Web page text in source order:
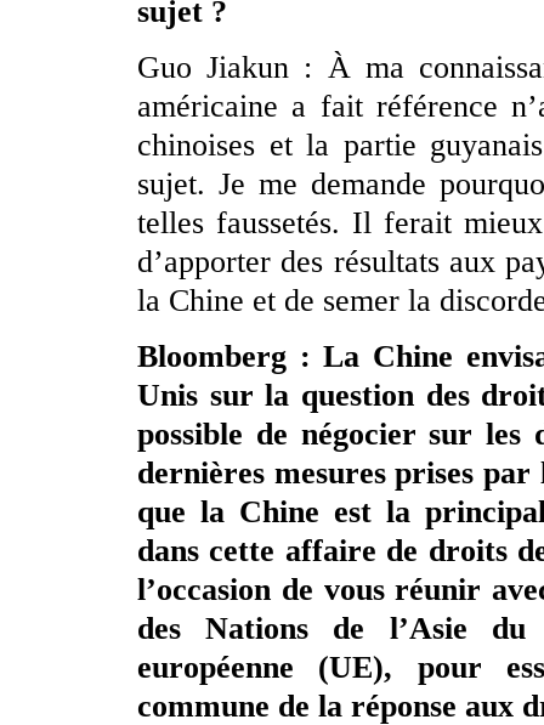
sujet ?
Guo Jiakun : À ma
américaine a fait référence
chinoises et la partie
sujet. Je me demande
telles faussetés. Il ferait
d’apporter des résultats aux
la Chine et de semer la
Bloomberg : La Chine
Unis sur la question des
possible de négocier sur
dernières mesures prises
que la Chine est la
dans cette affaire de droits
l’occasion de vous réunir
des Nations de l’Asie
européenne (UE), pour
commune de la réponse aux